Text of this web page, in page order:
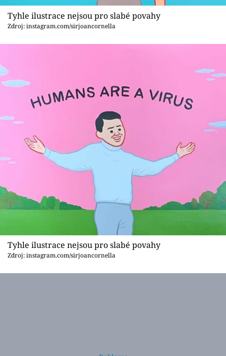
Videa
Přihlášení
Sledujte nás
Tyhle ilustrace nejsou pro slabé povahy
Zdroj: instagram.com/sirjoancornella
Tyhle ilustrace nejsou pro slabé povahy
Zdroj: instagram.com/sirjoancornella